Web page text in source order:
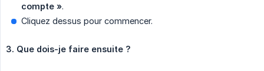
compte ».
Cliquez dessus pour commencer.
3. Que dois-je faire ensuite ?